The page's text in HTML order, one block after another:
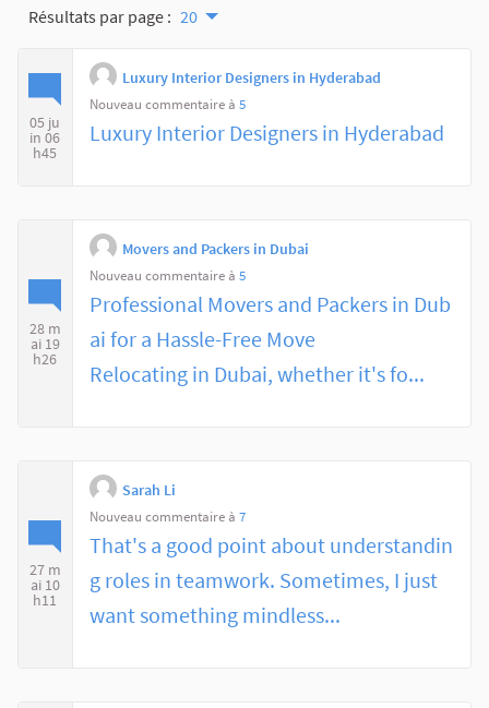
Résultats par page : 20
05 ju
in 06
h45
Luxury Interior Designers in Hyderabad
Nouveau commentaire à 5
Luxury Interior Designers in Hyderabad
28 m
ai 19
h26
Movers and Packers in Dubai
Nouveau commentaire à 5
Professional Movers and Packers in Dub
ai for a Hassle-Free Move
Relocating in Dubai, whether it's fo...
27 m
ai 10
h11
Sarah Li
Nouveau commentaire à 7
That's a good point about understandin
g roles in teamwork. Sometimes, I just
want something mindless...